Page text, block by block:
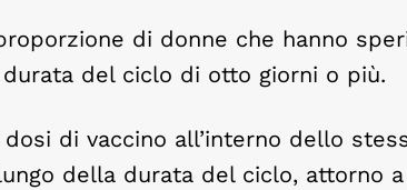
di donne che hanno
del ciclo di otto giorni o più.
di vaccino all’interno dello
della durata del ciclo, attorno